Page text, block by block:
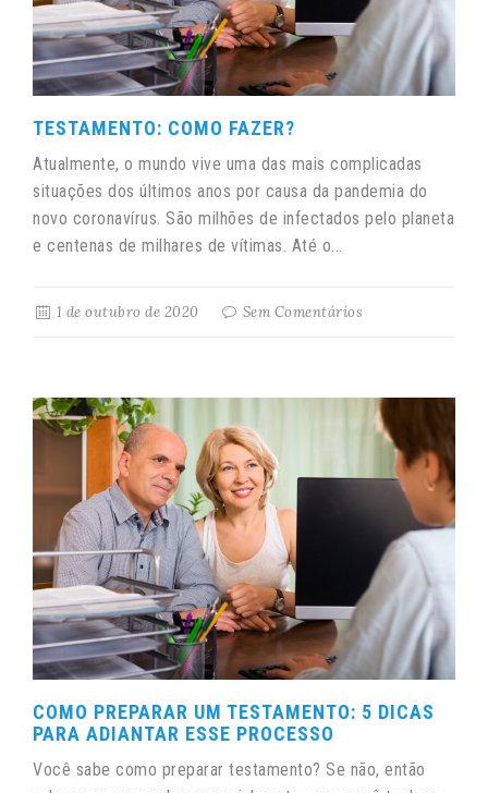
TESTAMENTO: COMO FAZER?
Atualmente, o mundo vive uma das mais complicadas
situações dos últimos anos por causa da pandemia do
novo coronavírus. São milhões de infectados pelo planeta
e centenas de milhares de vítimas. Até o...
1 de outubro de 2020 Sem Comentários
COMO PREPARAR UM TESTAMENTO: 5 DICAS
PARA ADIANTAR ESSE PROCESSO
Você sabe como preparar testamento? Se não, então